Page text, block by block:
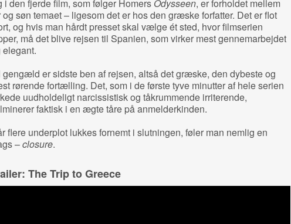
i den fjerde film, som følger Homers Odysseen, er forholdet mellem
og søn temaet – ligesom det er hos den græske forfatter. Det er flot
og hvis man hårdt presset skal vælge ét sted, hvor filmserien
må det blive rejsen til Spanien, som virker mest gennemarbejdet
elegant.
gengæld er sidste ben af rejsen, altså det græske, den dybeste og
rørende fortælling. Det, som i de første tyve minutter af hele serien
uudholdeligt narcissistisk og tåkrummende irriterende,
faktisk i en ægte tåre på anmelderkinden.
flere underplot lukkes fornemt i slutningen, føler man nemlig en
–closure.
The Trip to Greece